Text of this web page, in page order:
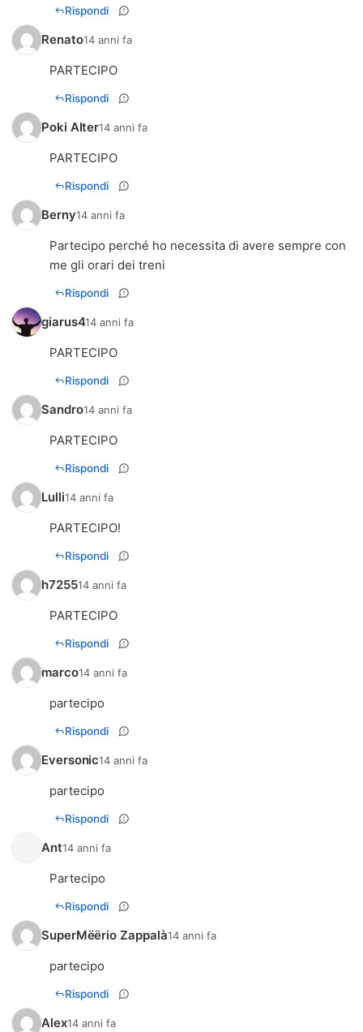
Rispondi
Renato14 anni fa
PARTECIPO
Rispondi
Poki Alter14 anni fa
PARTECIPO
Rispondi
Berny14 anni fa
Partecipo perché ho necessita di avere sempre con
me gli orari dei treni
Rispondi
giarus414 anni fa
PARTECIPO
Rispondi
Sandro14 anni fa
Rispondi
Lulli14 anni fa
PARTECIPO!
Rispondi
h725514 anni fa
PARTECIPO
Rispondi
marco14 anni fa
partecipo
Rispondi
Eversonic14 anni fa
partecipo
Rispondi
Ant14 anni fa
Partecipo
Rispondi
SuperMëërio Zappalà14 anni fa
partecipo
Rispondi
Alex14 anni fa